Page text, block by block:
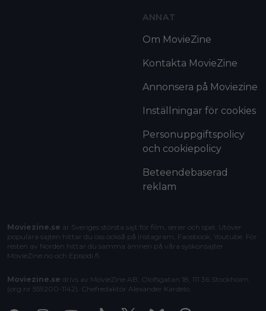
ANNAT
Om MovieZine
Kontakta MovieZine
Annonsera på Moviezine
Inställningar för cookies
Personuppgiftspolicy
och cookiepolicy
Beteendebaserad
reklam
Moviezine.se är Sveriges största sajt för film, serier och spel. Utöver
populära sajten hittar du oss också på Instagram, Facebook, Youtube. För
resten av Norden hittar du samma ämnen på våra syskonsajter
MovieZine.no och Episodi.fi
Moviezine.se drivs av MovieZine AB, Olofsgatan 18, 111 36 Stockholm
(org.nr 559200-1142). Chefredaktör Alexander Kardelo